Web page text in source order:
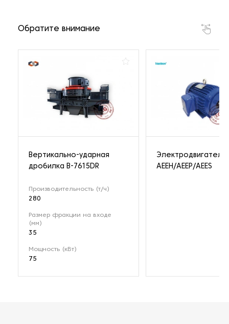
Обратите внимание
Вертикально-ударная
дробилка B-7615DR
Производительность (т/ч)
280
Размер фракции на входе
(мм)
35
Мощность (кВт)
75
Электродвигатель
AEEH/AEEP/AEES